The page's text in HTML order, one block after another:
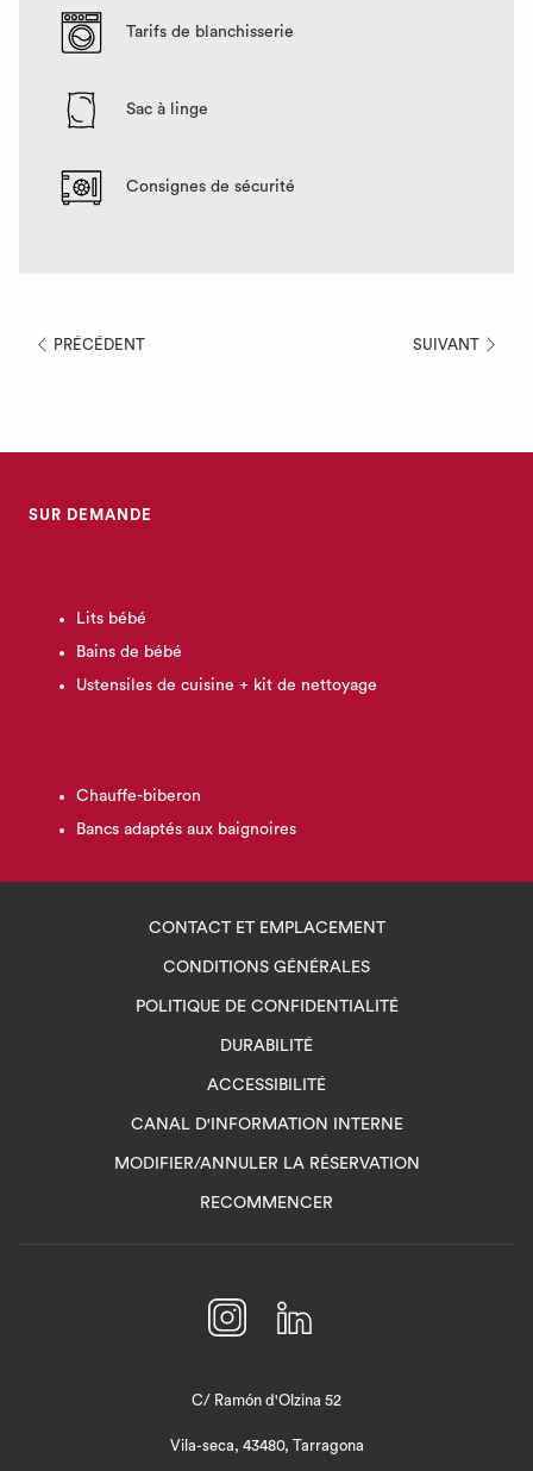
Tarifs de blanchisserie
Sac à linge
Consignes de sécurité
PRÉCÉDENT SUIVANT
SUR DEMANDE
Lits bébé
Bains de bébé
Ustensiles de cuisine + kit de nettoyage
Chauffe-biberon
Bancs adaptés aux baignoires
CONTACT ET EMPLACEMENT
CONDITIONS GÉNÉRALES
POLITIQUE DE CONFIDENTIALITÉ
DURABILITÉ
ACCESSIBILITÉ
CANAL D'INFORMATION INTERNEOUVRIR
DANS
MODIFIER/ANNULER LA RÉSERVATION
RECOMMENCER
C/ Ramón d'Olzina 52
Vila-seca, 43480, Tarragona